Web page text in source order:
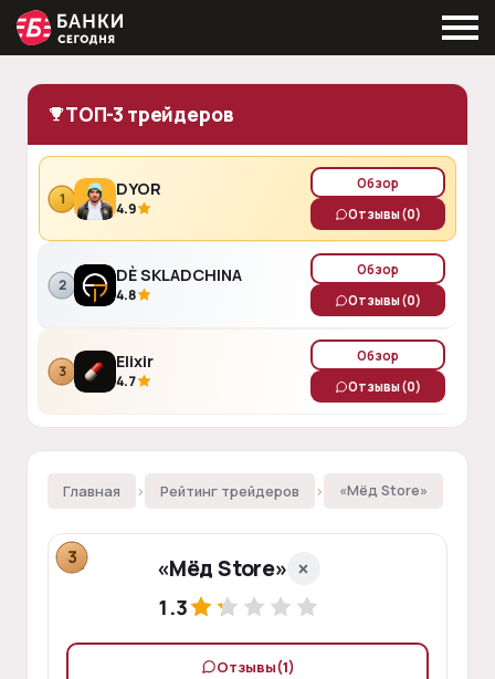
ТОП-3 трейдеров
1 DYOR
4.9
Обзор
Отзывы(0)
2 DÈ SKLADCHINA
4.8
Обзор
Отзывы(0)
3 Elixir
4.7
Обзор
Отзывы(0)
Главная › Рейтинг трейдеров › «Мёд Store»
3 «Мёд Store»
1.3
Отзывы(1)